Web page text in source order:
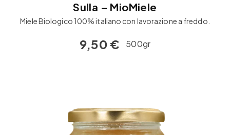
Sulla – MioMiele
Miele Biologico 100% italiano con lavorazione a freddo.
9,50 € 500gr